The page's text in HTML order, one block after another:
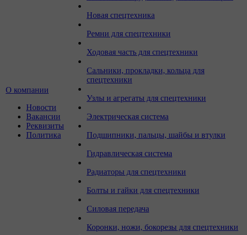
О компании
Новости
Вакансии
Реквизиты
Политика
Новая спецтехника
Ремни для спецтехники
Ходовая часть для спецтехники
Сальники, прокладки, кольца для
спецтехники
Узлы и агрегаты для спецтехники
Электрическая система
Подшипники, пальцы, шайбы и втулки
Гидравлическая система
Радиаторы для спецтехники
Болты и гайки для спецтехники
Силовая передача
Коронки, ножи, бокорезы для спецтехники